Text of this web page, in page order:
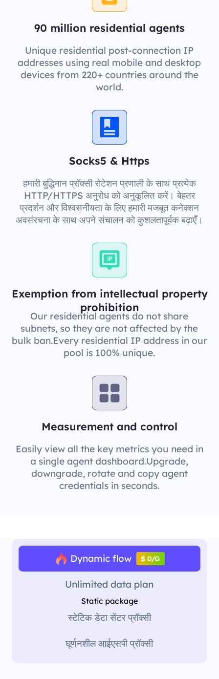
90 million residential agents
Unique residential post-connection IP
addresses using real mobile and desktop
devices from 220+ countries around the
world.
Socks5 & Https
हमारी बुद्धिमान प्रॉक्सी रोटेशन प्रणाली के साथ प्रत्येक
HTTP/HTTPS अनुरोध को अनुकूलित करें। बेहतर
प्रदर्शन और विश्वसनीयता के लिए हमारी मजबूत कनेक्शन
अवसंरचना के साथ अपने संचालन को कुशलतापूर्वक बढ़ाएँ।
Exemption from intellectual property
prohibition
Our residential agents do not share
subnets, so they are not affected by the
bulk ban.Every residential IP address in our
pool is 100% unique.
Measurement and control
Easily view all the key metrics you need in
a single agent dashboard.Upgrade,
downgrade, rotate and copy agent
credentials in seconds.
Dynamic flow $ 0/G
Unlimited data plan
Static package
स्टेटिक डेटा सेंटर प्रॉक्सी
घूर्णनशील आईएसपी प्रॉक्सी